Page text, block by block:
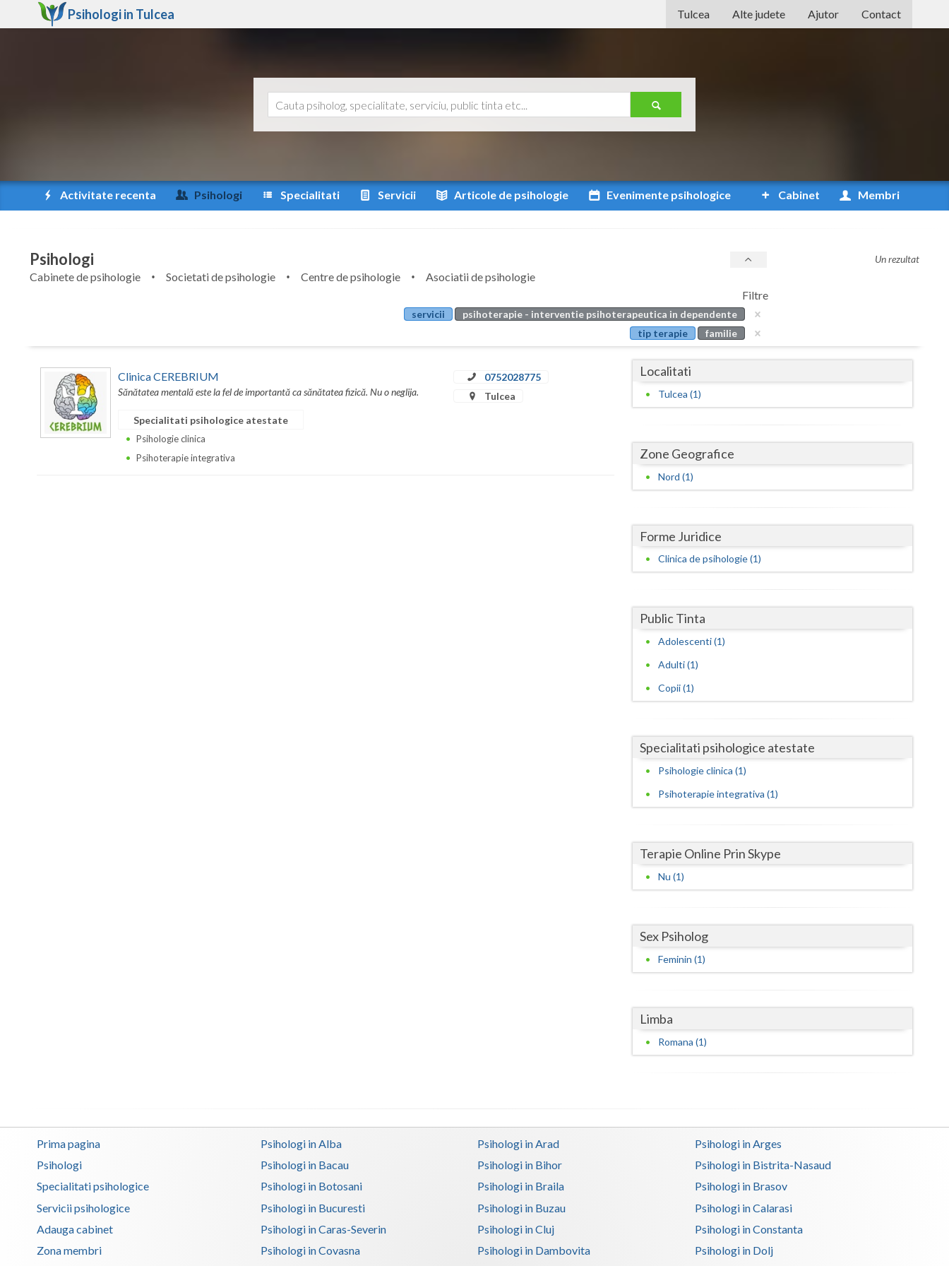
Psihologi in Tulcea Tulcea Alte judete
Bistrita-Nasaud
Botosani
Bucuresti
Buzau
Cluj
Covasna
Dambovita
Dolj
Galati
Gorj
Ilfov
Maramures
Mehedinti
Neamt
Olt
Satu-Mare
Suceava
Teleorman
Valcea
Vaslui
Ajutor Contact
Activitate recenta Psihologi Specialitati Servicii Articole de psihologie Evenimente psihologice Cabinet Membri
Psihologi
Cabinete de psihologie Societati de psihologie Centre de psihologie
Asociatii de psihologie
Filtre
servicii
psihoterapie - interventie psihoterapeutica in dependente
tip terapie
familie
Un rezultat
Clinica CEREBRIUM
Sănătatea mentală este la fel de importantă ca sănătatea fizică. Nu o neglija.
0752028775
Tulcea
Specialitati psihologice atestate
Psihologie clinica
Psihoterapie integrativa
Localitati
Tulcea (1)
Zone Geografice
Nord (1)
Forme Juridice
Clinica de psihologie (1)
Public Tinta
Adolescenti (1)
Adulti (1)
Copii (1)
Specialitati psihologice atestate
Psihologie clinica (1)
Psihoterapie integrativa (1)
Terapie Online Prin Skype
Nu (1)
Sex Psiholog
Feminin (1)
Limba
Romana (1)
Prima pagina
Psihologi
Specialitati psihologice
Servicii psihologice
Adauga cabinet
Zona membri
Psihologi in Alba Psihologi in Arad
Psihologi in Arges
Psihologi in Bacau
Psihologi in Bihor
Psihologi in Bistrita-Nasaud
Psihologi in Botosani
Psihologi in Braila
Psihologi in Brasov
Psihologi in Bucuresti
Psihologi in Buzau
Psihologi in Calarasi
Psihologi in Caras-Severin
Psihologi in Cluj
Psihologi in Constanta
Psihologi in Covasna
Psihologi in Dambovita
Psihologi in Dolj